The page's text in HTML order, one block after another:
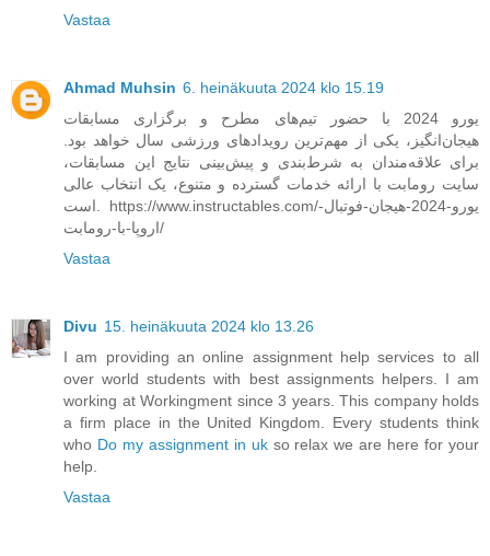
Vastaa
Ahmad Muhsin 6. heinäkuuta 2024 klo 15.19
یورو 2024 با حضور تیم‌های مطرح و برگزاری مسابقات
هیجان‌انگیز، یکی از مهم‌ترین رویدادهای ورزشی سال خواهد بود.
برای علاقه‌مندان به شرط‌بندی و پیش‌بینی نتایج این مسابقات،
سایت رومابت با ارائه خدمات گسترده و متنوع، یک انتخاب عالی
است. https://www.instructables.com/یورو-2024-هیجان-فوتبال-
اروپا-با-رومابت/
Vastaa
Divu 15. heinäkuuta 2024 klo 13.26
I am providing an online assignment help services to all
over world students with best assignments helpers. I am
working at Workingment since 3 years. This company holds
a firm place in the United Kingdom. Every students think
who Do my assignment in ukso relax we are here for your
help.
Vastaa